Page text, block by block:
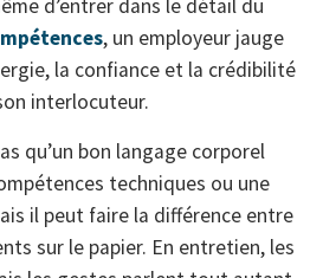
d’entrer dans le détail du
, un employeur jauge
la confiance et la crédibilité
interlocuteur.
qu’un bon langage corporel
techniques ou une
il peut faire la différence entre
sur le papier. En entretien, les